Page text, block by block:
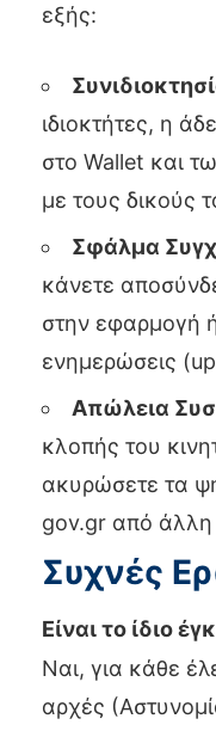
εξής:
ιδιοκτήτες, η
στο Wallet και
με τους δικούς
Σφάλμα
κάνετε
στην εφαρμογή
ενημερώσεις
Απώλεια
κλοπής του
ακυρώσετε τα
gov.gr από
Συχνές
Είναι το ίδιο
Ναι, για κάθε
αρχές